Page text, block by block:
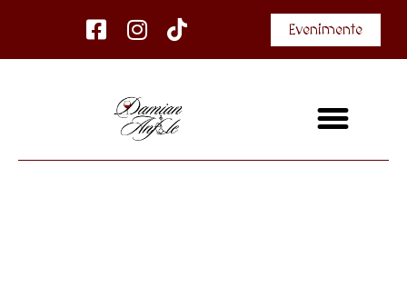
Evenimente